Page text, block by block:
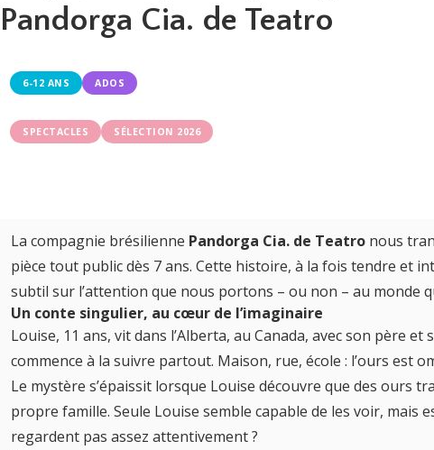
Pandorga Cia. de Teatro
6-12 ANS ADOS
SPECTACLES SÉLECTION 2026
La compagnie brésilienne Pandorga Cia. de Teatro nous
pièce tout public dès 7 ans. Cette histoire, à la fois tendre et
subtil sur l’attention que nous portons – ou non – au monde
Un conte singulier, au cœur de l’imaginaire
Louise, 11 ans, vit dans l’Alberta, au Canada, avec son père
commence à la suivre partout. Maison, rue, école : l’ours est
Le mystère s’épaissit lorsque Louise découvre que des ours
propre famille. Seule Louise semble capable de les voir, mais
regardent pas assez attentivement ?